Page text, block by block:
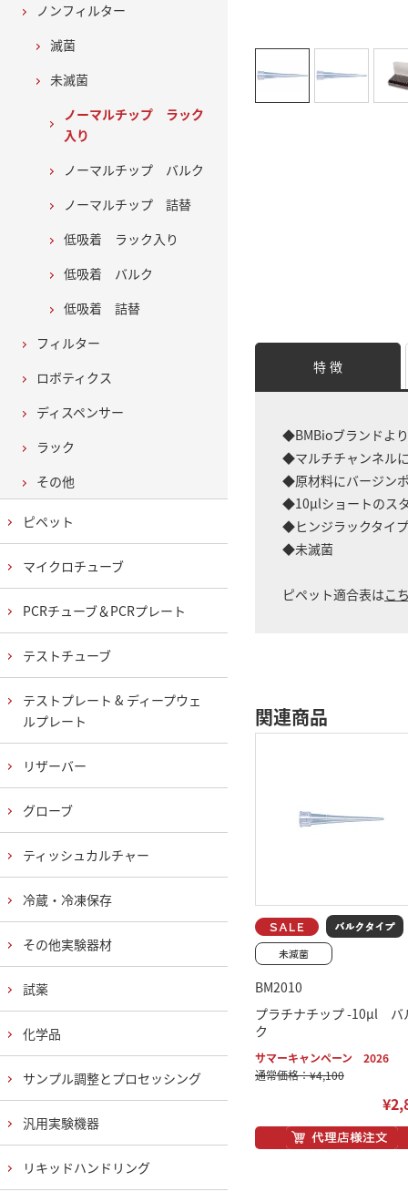
特 徴
◆BMBioブランドよ
◆マルチチャンネル
◆原材料にバージン
◆10μlショートのス
◆ヒンジラックタイプ
◆未滅菌
ピペット適合表はこ
関連商品
BM2010
プラチナチップ -10μl バ
ク
サマーキャンペーン 2026
通常価格：¥4,100
ノンフィルター
滅菌
未滅菌
ノーマルチップ ラック
入り
ノーマルチップ バルク
ノーマルチップ 詰替
低吸着 ラック入り
低吸着 バルク
低吸着 詰替
フィルター
ロボティクス
ディスペンサー
ラック
その他
ピペット
マイクロチューブ
PCRチューブ＆PCRプレート
テストチューブ
テストプレート & ディープウェ
ルプレート
リザーバー
グローブ
ティッシュカルチャー
冷蔵・冷凍保存
その他実験器材
試薬
化学品
サンプル調整とプロセッシング
汎用実験機器
リキッドハンドリング